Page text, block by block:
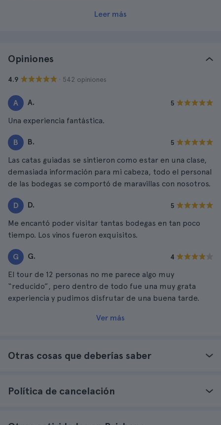
Leer más
Opiniones
4.9 · 542 opiniones
A A. 5
Una experiencia fantástica.
B B. 5
Las catas guiadas se sintieron como estar en una clase,
demasiada información para mi cabeza, todo el personal
de las bodegas se comportó de maravillas con nosotros.
D D. 5
Me encantó poder visitar tantas bodegas en tan poco
tiempo. Los vinos fueron exquisitos.
G G. 4
El tour de 12 personas no me parece algo muy
“reducido”, pero dentro de todo fue una muy grata
experiencia y pudimos disfrutar de una buena tarde.
Ver más
Otras cosas que deberías saber
Política de cancelación